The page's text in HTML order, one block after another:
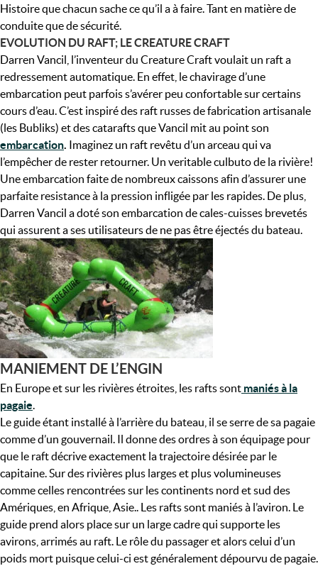
Histoire que chacun sache ce qu’il a à faire. Tant en matière de
conduite que de sécurité.
EVOLUTION DU RAFT; LE CREATURE CRAFT
Darren Vancil, l’inventeur du Creature Craft voulait un raft a
redressement automatique. En effet, le chavirage d’une
embarcation peut parfois s’avérer peu confortable sur certains
cours d’eau. C’est inspiré des raft russes de fabrication artisanale
(les Bubliks) et des catarafts que Vancil mit au point son
embarcation. Imaginez un raft revêtu d’un arceau qui va
l’empêcher de rester retourner. Un veritable culbuto de la rivière!
Une embarcation faite de nombreux caissons afin d’assurer une
parfaite resistance à la pression infligée par les rapides. De plus,
Darren Vancil a doté son embarcation de cales-cuisses brevetés
qui assurent a ses utilisateurs de ne pas être éjectés du bateau.
MANIEMENT DE L’ENGIN
En Europe et sur les rivières étroites, les rafts sont maniés à la
pagaie.
Le guide étant installé à l’arrière du bateau, il se serre de sa pagaie
comme d’un gouvernail. Il donne des ordres à son équipage pour
que le raft décrive exactement la trajectoire désirée par le
capitaine. Sur des rivières plus larges et plus volumineuses
comme celles rencontrées sur les continents nord et sud des
Amériques, en Afrique, Asie.. Les rafts sont maniés à l’aviron. Le
guide prend alors place sur un large cadre qui supporte les
avirons, arrimés au raft. Le rôle du passager et alors celui d’un
poids mort puisque celui-ci est généralement dépourvu de pagaie.